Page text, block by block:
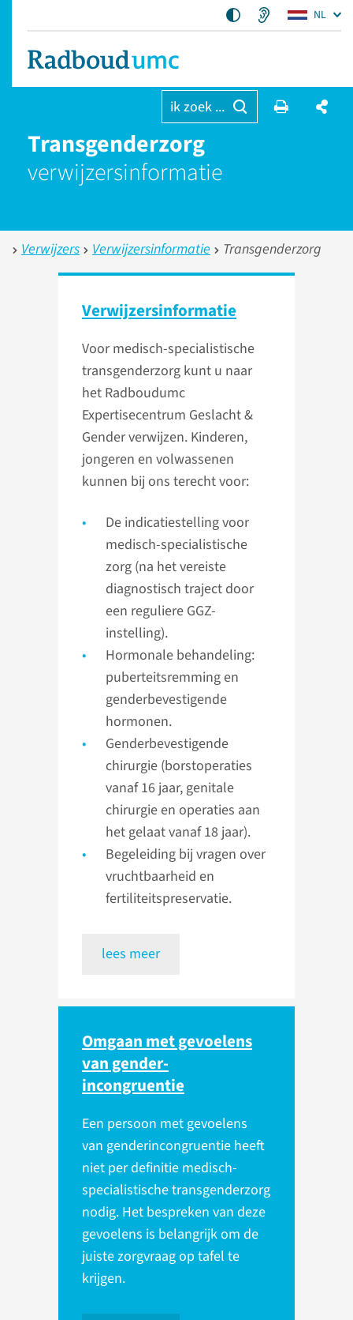
NL
ik zoek ...
Transgenderzorg
verwijzers­informatie
Verwijzers Verwijzersinformatie Transgenderzorg
Verwijzers­informatie
Voor medisch-specialistische
transgenderzorg kunt u naar
het Radboudumc
Expertisecentrum Geslacht &
Gender verwijzen. Kinderen,
jongeren en volwassenen
kunnen bij ons terecht voor:
De indicatiestelling voor
medisch-specialistische
zorg (na het vereiste
diagnostisch traject door
een reguliere GGZ-
instelling).
Hormonale behandeling:
puberteitsremming en
genderbevestigende
hormonen.
Genderbevestigende
chirurgie (borstoperaties
vanaf 16 jaar, genitale
chirurgie en operaties aan
het gelaat vanaf 18 jaar).
Begeleiding bij vragen over
vruchtbaarheid en
fertiliteitspreservatie.
lees meer
Omgaan met gevoelens
van gender­
incongruentie
Een persoon met gevoelens
van genderincongruentie heeft
niet per definitie medisch-
specialistische transgenderzorg
nodig. Het bespreken van deze
gevoelens is belangrijk om de
juiste zorgvraag op tafel te
krijgen.